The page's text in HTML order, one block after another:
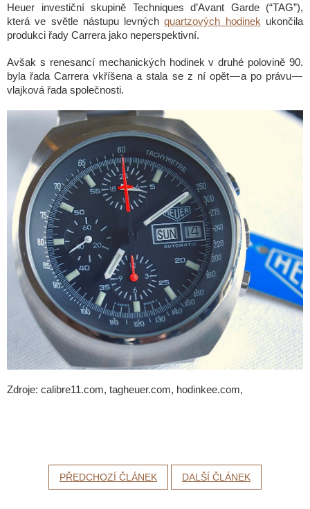
Heuer investiční skupině Techniques d’Avant Garde (“TAG”),
která ve světle nástupu levnýchquartzových hodinek ukončila
produkci řady Carrera jako neperspektivní.
Avšak s renesancí mechanických hodinek v druhé polovině 90.
byla řada Carrera vkříšena a stala se z ní opět — a po právu —
vlajková řada společnosti.
Zdroje: calibre11.com, tagheuer.com, hodinkee.com,
PŘEDCHOZÍ ČLÁNEK DALŠÍ ČLÁNEK